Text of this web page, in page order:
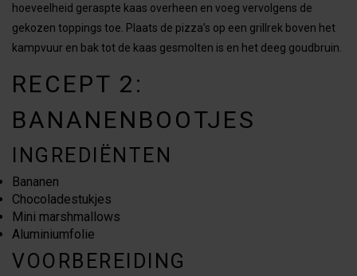
hoeveelheid geraspte kaas overheen en voeg vervolgens de
gekozen toppings toe. Plaats de pizza’s op een grillrek boven het
kampvuur en bak tot de kaas gesmolten is en het deeg goudbruin.
RECEPT 2:
BANANENBOOTJES
INGREDIËNTEN
Bananen
Chocoladestukjes
Mini marshmallows
Aluminiumfolie
VOORBEREIDING